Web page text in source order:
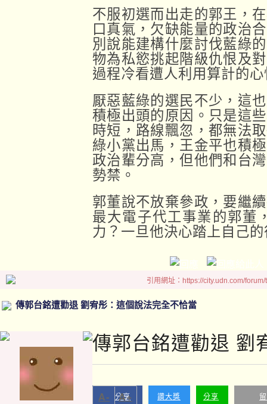
不服初選而出走的郭王，
口真氣，欠缺能量的政治
別說能建構什麼討伐藍綠
物為私慾挑起階級仇恨及
過程冷看遭人利用算計的
厭惡藍綠的選民不少，這
積極出頭的原因。只是這
時短，路線飄忽，都無法
綠小黨出馬，王金平也積
政治輩分高，但他們和台
勢禁。
郭董說不放棄參政，要繼
最大電子代工事業的郭董
力？一旦他決心踏上自己
引用網址：https://city.udn.com/
傳郭台銘遭勸退 劉宥彤：這個說法完全不恰當
傳郭台銘遭勸退 劉
分享 讚大獎 分享
A- A+